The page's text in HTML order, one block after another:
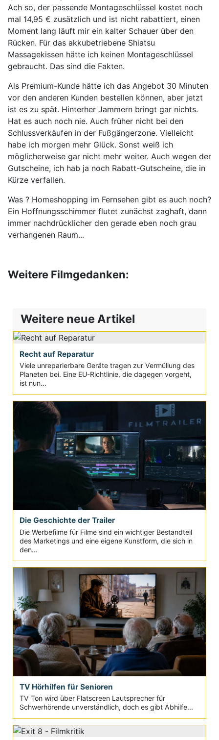
Ach so, der passende Montageschlüssel kostet noch
mal 14,95 € zusätzlich und ist nicht rabattiert, einen
Moment lang läuft mir ein kalter Schauer über den
Rücken. Für das akkubetriebene Shiatsu
Massagekissen hätte ich keinen Montageschlüssel
gebraucht. Das sind die Fakten.
Als Premium-Kunde hätte ich das Angebot 30 Minuten
vor den anderen Kunden bestellen können, aber jetzt
ist es zu spät. Hinterher Jammern bringt gar nichts.
Hat es auch noch nie. Auch früher nicht bei den
Schlussverkäufen in der Fußgängerzone. Vielleicht
habe ich morgen mehr Glück. Sonst weiß ich
möglicherweise gar nicht mehr weiter. Auch wegen der
Gutscheine, ich hab ja noch Rabatt-Gutscheine, die in
Kürze verfallen.
Was ? Homeshopping im Fernsehen gibt es auch noch?
Ein Hoffnungsschimmer flutet zunächst zaghaft, dann
immer nachdrücklicher den gerade eben noch grau
verhangenen Raum...
Weitere Filmgedanken:
Weitere neue Artikel
Recht auf Reparatur
Viele unreparierbare Geräte tragen zur Vermüllung des
Planeten bei. Eine EU-Richtlinie, die dagegen vorgeht,
ist nun...
Die Geschichte der Trailer
Die Werbefilme für Filme sind ein wichtiger Bestandteil
des Marketings und eine eigene Kunstform, die sich in
den...
TV Hörhilfen für Senioren
TV Ton wird über Flatscreen Lautsprecher für
Schwerhörende unverständlich, doch es gibt Abhilfe...